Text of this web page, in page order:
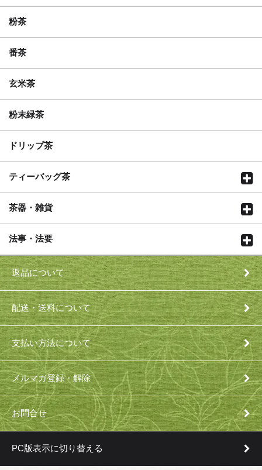
粉茶
番茶
玄米茶
粉末緑茶
ドリップ茶
ティーバッグ茶
茶器・雑貨
法事・法要
返品について
配送・送料について
支払い方法について
メルマガ登録・解除
お問合せ
PC版表示に切り替える